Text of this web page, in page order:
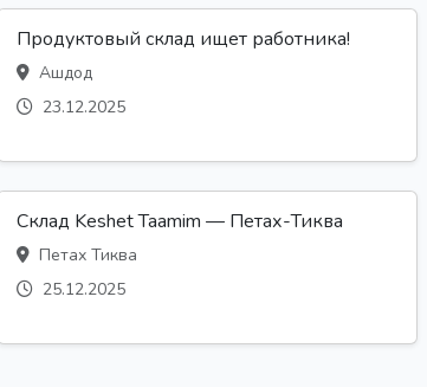
Продуктовый склад ищет работника!
Ашдод
23.12.2025
Склад Keshet Taamim — Петах-Тиква
Петах Тиква
25.12.2025